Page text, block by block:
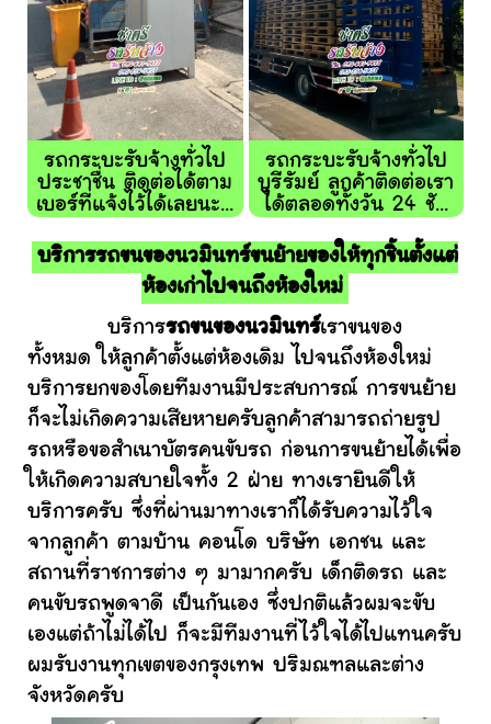
รถกระบะรับจ้างทั่วไป
ประชาชื่น ติดต่อได้ตาม
เบอร์ที่แจ้งไว้ได้เลยนะ...
รถกระบะรับจ้างทั่วไป
บุรีรัมย์ ลูกค้าติดต่อเรา
ได้ตลอดทั้งวัน 24 ชั...
บริการรถขนของนวมินทร์ขนย้ายของให้ทุกชิ้นตั้งแต่
ห้องเก่าไปจนถึงห้องใหม่
บริการรถขนของนวมินทร์เราขนของ
ทั้งหมด ให้ลูกค้าตั้งแต่ห้องเดิม ไปจนถึงห้องใหม่
บริการยกของโดยทีมงานมีประสบการณ์ การขนย้าย
ก็จะไม่เกิดความเสียหายครับลูกค้าสามารถถ่ายรูป
รถหรือขอสำเนาบัตรคนขับรถ ก่อนการขนย้ายได้เพื่อ
ให้เกิดความสบายใจทั้ง 2 ฝ่าย ทางเรายินดีให้
บริการครับ ซึ่งที่ผ่านมาทางเราก็ได้รับความไว้ใจ
จากลูกค้า ตามบ้าน คอนโด บริษัท เอกชน และ
สถานที่ราชการต่าง ๆ มามากครับ เด็กติดรถ และ
คนขับรถพูดจาดี เป็นกันเอง ซึ่งปกติแล้วผมจะขับ
เองแต่ถ้าไม่ได้ไป ก็จะมีทีมงานที่ไว้ใจได้ไปแทนครับ
ผมรับงานทุกเขตของกรุงเทพ ปริมณฑลและต่าง
จังหวัดครับ